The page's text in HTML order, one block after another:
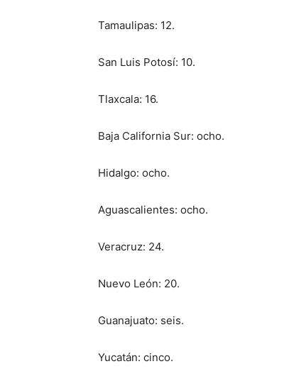
Tamaulipas: 12.
San Luis Potosí: 10.
Tlaxcala: 16.
Baja California Sur: ocho.
Hidalgo: ocho.
Aguascalientes: ocho.
Veracruz: 24.
Nuevo León: 20.
Guanajuato: seis.
Yucatán: cinco.